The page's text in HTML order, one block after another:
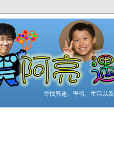
尋找興趣、學習、生活以